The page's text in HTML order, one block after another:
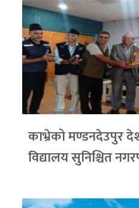
काभ्रेको मण्डनदेउपुर
विद्यालय सुनिश्चित